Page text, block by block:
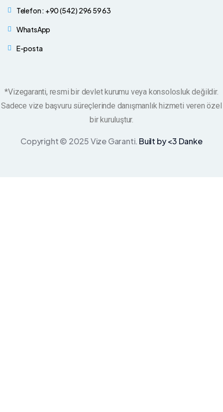
Telefon : +90 (542) 296 59 63
WhatsApp
E-posta
*Vizegaranti, resmi bir devlet kurumu veya konsolosluk değildir.
Sadece vize başvuru süreçlerinde danışmanlık hizmeti veren özel
bir kuruluştur.
Copyright © 2025 Vize Garanti. Built by <3 Danke